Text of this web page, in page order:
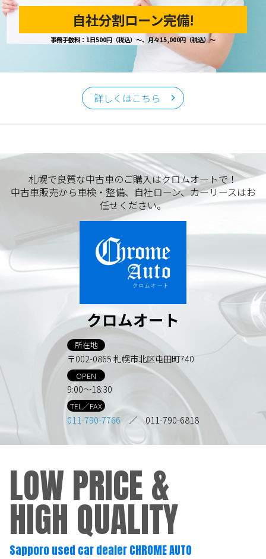
自社分割ローン完備!
事務手数料：1日500円（税込）～、月々15,000円（税込）～
詳しくはこちら
札幌で良質な中古車のご購入はクロムオートで！
中古車販売から車検・整備、自社ローン、カーリースはお
任せください。
クロムオート
所在地
〒002-0865 札幌市北区屯田町740
OPEN
9:00～18:30
TEL／FAX
011-790-7766 ／ 011-790-6818
LOW PRICE &
HIGH QUALITY
Sapporo used car dealer CHROME AUTO